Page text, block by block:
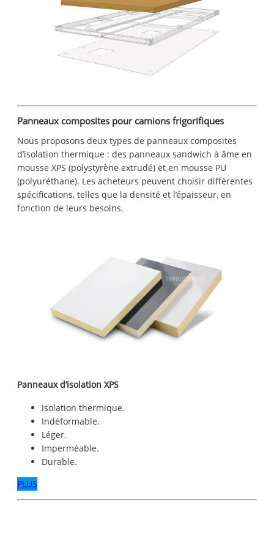
Panneaux composites pour camions frigorifiques
Nous proposons deux types de panneaux composites
d’isolation thermique : des panneaux sandwich à âme en
mousse XPS (polystyrène extrudé) et en mousse PU
(polyuréthane). Les acheteurs peuvent choisir différentes
spécifications, telles que la densité et l’épaisseur, en
fonction de leurs besoins.
Panneaux d’isolation XPS
Isolation thermique.
Indéformable.
Léger.
Imperméable.
Durable.
PLUS